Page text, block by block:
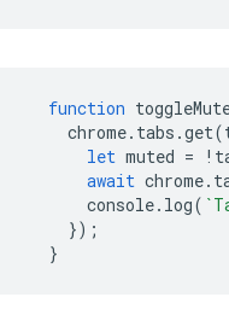
function
chrome. tabs .get(
let muted = !
await chrome.
console. log(
});
}